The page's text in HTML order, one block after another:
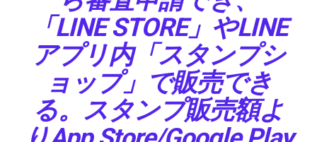
「LINE STORE」やLINE
アプリ内「スタンプシ
ョップ」で販売でき
る。スタンプ販売額よ